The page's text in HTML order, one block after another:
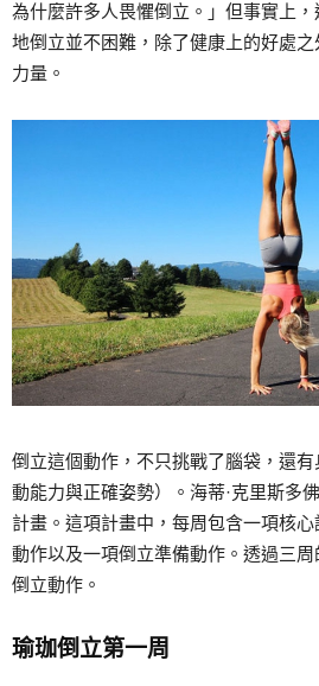
為什麼許多人畏懼倒立。」但事實上
地倒立並不困難，除了健康上的好處
力量。
倒立這個動作，不只挑戰了腦袋，還
動能力與正確姿勢）。海蒂·克里斯多
計畫。這項計畫中，每周包含一項核
動作以及一項倒立準備動作。透過三
倒立動作。
瑜珈倒立第一周